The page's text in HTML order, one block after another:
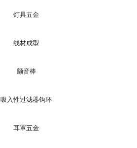
灯具五金
线材成型
颤音棒
吸入性过滤器钩环
耳罩五金